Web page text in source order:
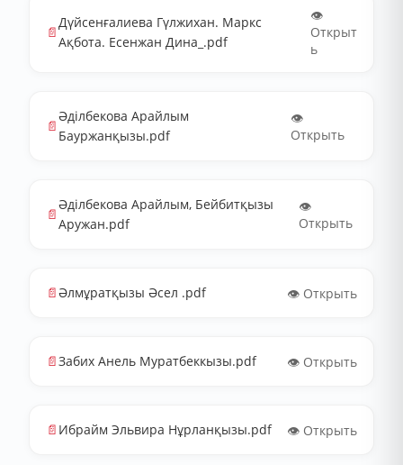
📄
Дүйсенғалиева Гүлжихан. Маркс
Ақбота. Есенжан Дина_.pdf
👁️
Открыт
ь
📄
Әділбекова Арайлым
Бауржанқызы.pdf
👁️
Открыть
📄
Әділбекова Арайлым, Бейбитқызы
Аружан.pdf
👁️
Открыть
📄Әлмұратқызы Әсел .pdf 👁️ Открыть
📄Забих Анель Муратбеккызы.pdf 👁️ Открыть
📄 Ибрайм Эльвира Нұрланқызы.pdf 👁️ Открыть